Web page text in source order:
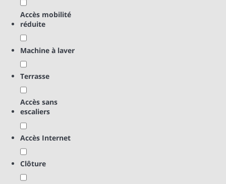
Accès mobilité
réduite
Machine à laver
Terrasse
Accès sans
escaliers
Accès Internet
Clôture